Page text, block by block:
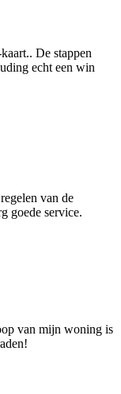
De stappen
echt een win
van de
goede service.
van mijn woning is